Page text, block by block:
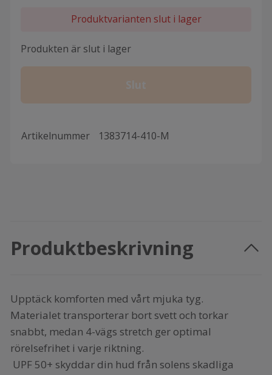
Produktvarianten slut i lager
Produkten är slut i lager
Slut
Artikelnummer 1383714-410-M
Produktbeskrivning
Upptäck komforten med vårt mjuka tyg.
Materialet transporterar bort svett och torkar
snabbt, medan 4-vägs stretch ger optimal
rörelsefrihet i varje riktning.
UPF 50+ skyddar din hud från solens skadliga